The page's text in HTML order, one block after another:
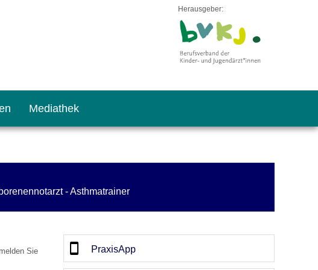
Herausgeber:
Mediathek
- Asthmatrainer
Sie
PraxisApp